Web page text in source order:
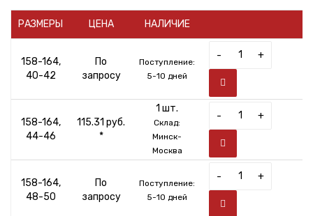
РАЗМЕРЫ ЦЕНА НАЛИЧИЕ
158-164,
40-42
По
запросу
Поступление:
5-10 дней
- +
158-164,
44-46
115.31 руб.
*
1 шт.
Склад:
Минск-
Москва
- +
158-164,
48-50
По
запросу
Поступление:
5-10 дней
- +